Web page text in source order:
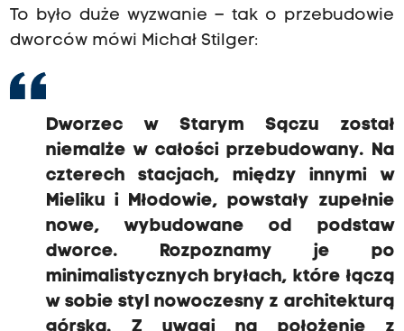
To było duże wyzwanie – tak o przebudowie
dworców mówi Michał Stilger:
Dworzec w Starym Sączu został
niemalże w całości przebudowany. Na
czterech stacjach, między innymi w
Mieliku i Młodowie, powstały zupełnie
nowe, wybudowane od podstaw
dworce. Rozpoznamy je po
minimalistycznych bryłach, które łączą
w sobie styl nowoczesny z architekturą
górską. Z uwagi na położenie z